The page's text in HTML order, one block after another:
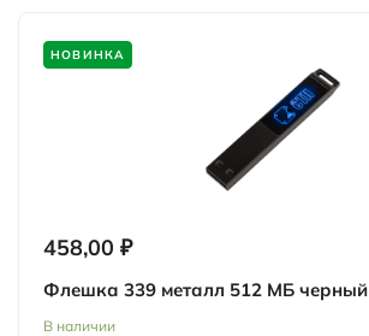
НОВИНКА
458,00 ₽
Флешка 339 металл 512 МБ черный
В наличии